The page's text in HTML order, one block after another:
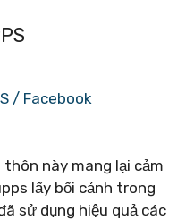
/ Facebook
này mang lại cảm
lấy bối cảnh trong
sử dụng hiệu quả các